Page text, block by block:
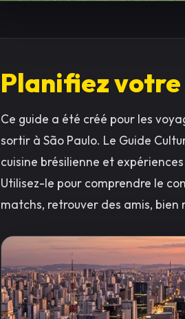
Planifiez
Ce guide a été créé pour les
sortir à São Paulo. Le Guide
cuisine brésilienne et
Utilisez-le pour comprendre le
matchs, retrouver des amis,